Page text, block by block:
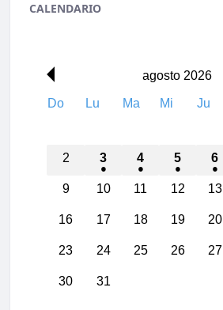
CALENDARIO
agosto 2026
Do Lu Ma Mi Ju
2 3 4 5 6
9 10 11 12 13
16 17 18 19 20
23 24 25 26 27
30 31